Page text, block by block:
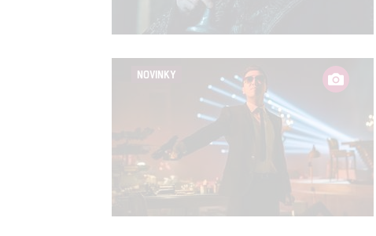
NOVINKY